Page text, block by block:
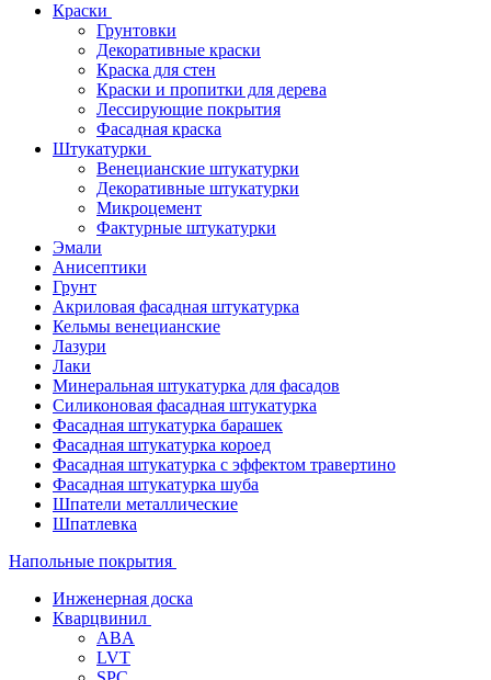
Краски
Грунтовки
Декоративные краски
Краска для стен
Краски и пропитки для дерева
Лессирующие покрытия
Фасадная краска
Штукатурки
Венецианские штукатурки
Декоративные штукатурки
Микроцемент
Фактурные штукатурки
Эмали
Анисептики
Грунт
Акриловая фасадная штукатурка
Кельмы венецианские
Лазури
Лаки
Минеральная штукатурка для фасадов
Силиконовая фасадная штукатурка
Фасадная штукатурка барашек
Фасадная штукатурка короед
Фасадная штукатурка с эффектом травертино
Фасадная штукатурка шуба
Шпатели металлические
Шпатлевка
Напольные покрытия
Инженерная доска
Кварцвинил
ABA
LVT